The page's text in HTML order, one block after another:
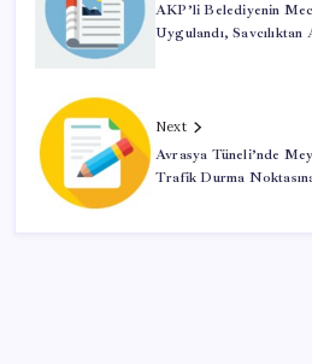
AKP’li Belediyenin
Uygulandı, Savcılıktan
Next
Avrasya Tüneli’nde
Trafik Durma